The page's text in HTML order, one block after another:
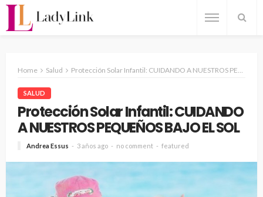
Home Salud Protección Solar Infantil: CUIDANDO A NUESTROS PEQUEÑOS BAJO EL SOL
SALUD
Protección Solar Infantil: CUIDANDO
A NUESTROS PEQUEÑOS BAJO EL SOL
Andrea Essus 3 años ago no comment featured